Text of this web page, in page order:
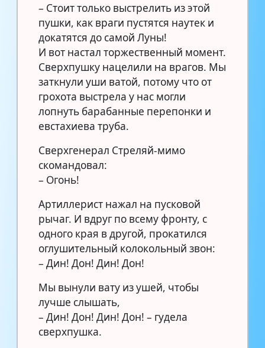
– Стоит только выстрелить из этой
пушки, как враги пустятся наутек и
докатятся до самой Луны!
И вот настал торжественный момент.
Сверхпушку нацелили на врагов. Мы
заткнули уши ватой, потому что от
грохота выстрела у нас могли
лопнуть барабанные перепонки и
евстахиева труба.
Сверхгенерал Стреляй-мимо
скомандовал:
– Огонь!
Артиллерист нажал на пусковой
рычаг. И вдруг по всему фронту, с
одного края в другой, прокатился
оглушительный колокольный звон:
– Дин! Дон! Дин! Дон!
Мы вынули вату из ушей, чтобы
лучше слышать,
– Дин! Дон! Дин! Дон! – гудела
сверхпушка.